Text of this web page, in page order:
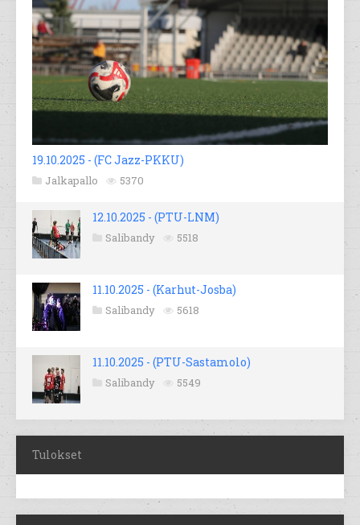
19.10.2025 - (FC Jazz-PKKU)
Jalkapallo 5370
12.10.2025 - (PTU-LNM)
Salibandy 5518
11.10.2025 - (Karhut-Josba)
Salibandy 5618
11.10.2025 - (PTU-Sastamolo)
Salibandy 5549
Tulokset